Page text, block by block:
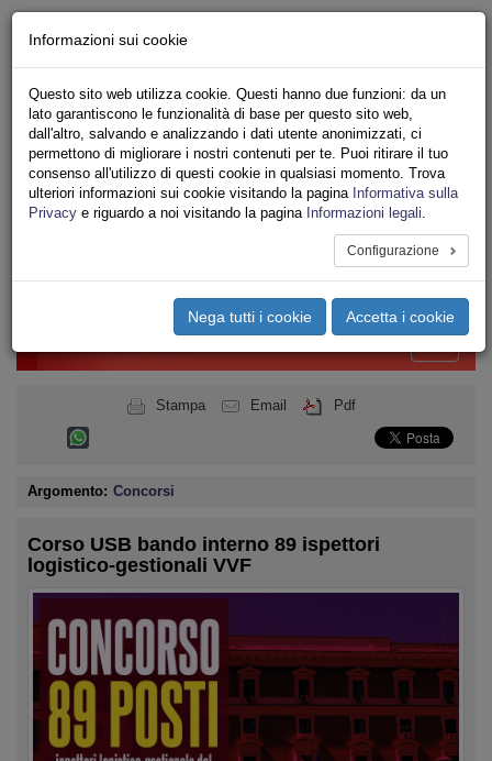
Iscriviti Online
Ricerca
Area Stampa
Privacy
PUBBLICO IMPIEGO
CONCORSI
Toggle
Stampa Email Pdf
Argomento: Concorsi
Corso USB bando interno 89 ispettori
logistico-gestionali VVF
Informazioni sui cookie
Questo sito web utilizza cookie. Questi hanno due funzioni: da un
lato garantiscono le funzionalità di base per questo sito web,
dall'altro, salvando e analizzando i dati utente anonimizzati, ci
permettono di migliorare i nostri contenuti per te. Puoi ritirare il tuo
consenso all'utilizzo di questi cookie in qualsiasi momento. Trova
ulteriori informazioni sui cookie visitando la pagina Informativa sulla
Privacy e riguardo a noi visitando la pagina Informazioni legali.
Configurazione
Nega tutti i cookie Accetta i cookie